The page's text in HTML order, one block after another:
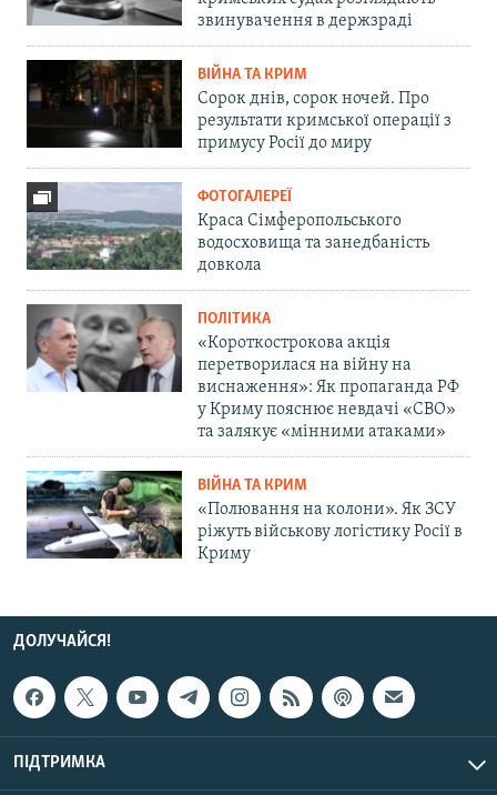
звинувачення в держзраді
ВІЙНА ТА КРИМ
Сорок днів, сорок ночей. Про
результати кримської операції з
примусу Росії до миру
ФОТОГАЛЕРЕЇ
Краса Сімферопольського
водосховища та занедбаність
довкола
ПОЛІТИКА
«Короткострокова акція
перетворилася на війну на
виснаження»: Як пропаганда РФ
у Криму пояснює невдачі «СВО»
та залякує «мінними атаками»
ВІЙНА ТА КРИМ
«Полювання на колони». Як ЗСУ
ріжуть військову логістику Росії в
Криму
ДОЛУЧАЙСЯ!
ПІДТРИМКА